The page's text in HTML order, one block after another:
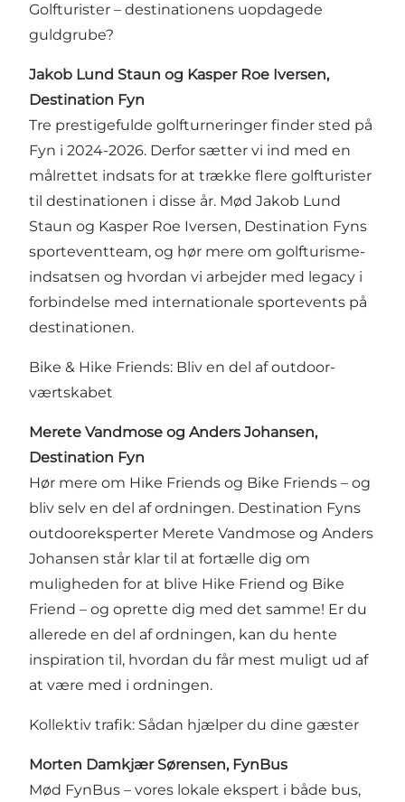
Golfturister – destinationens uopdagede
guldgrube?
Jakob Lund Staun og Kasper Roe Iversen,
Destination Fyn
Tre prestigefulde golfturneringer finder sted på
Fyn i 2024-2026. Derfor sætter vi ind med en
målrettet indsats for at trække flere golfturister
til destinationen i disse år. Mød Jakob Lund
Staun og Kasper Roe Iversen, Destination Fyns
sporteventteam, og hør mere om golfturisme-
indsatsen og hvordan vi arbejder med legacy i
forbindelse med internationale sportevents på
destinationen.
Bike & Hike Friends: Bliv en del af outdoor-
værtskabet
Merete Vandmose og Anders Johansen,
Destination Fyn
Hør mere om Hike Friends og Bike Friends – og
bliv selv en del af ordningen. Destination Fyns
outdooreksperter Merete Vandmose og Anders
Johansen står klar til at fortælle dig om
muligheden for at blive Hike Friend og Bike
Friend – og oprette dig med det samme! Er du
allerede en del af ordningen, kan du hente
inspiration til, hvordan du får mest muligt ud af
at være med i ordningen.
Kollektiv trafik: Sådan hjælper du dine gæster
Morten Damkjær Sørensen, FynBus
Mød FynBus – vores lokale ekspert i både bus,